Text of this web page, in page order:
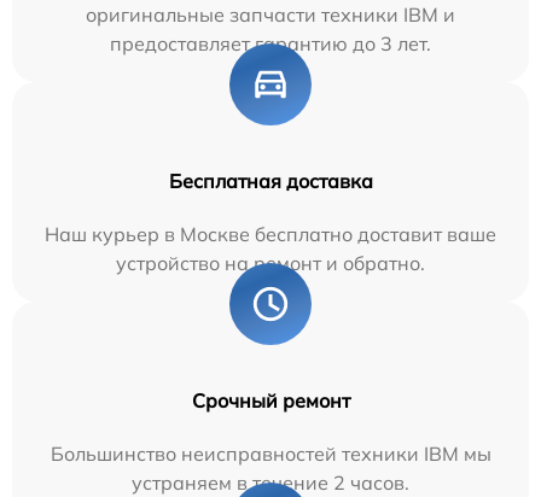
оригинальные запчасти техники IBM и
предоставляет гарантию до 3 лет.
Бесплатная доставка
Наш курьер в Москве бесплатно доставит ваше
устройство на ремонт и обратно.
Срочный ремонт
Большинство неисправностей техники IBM мы
устраняем в течение 2 часов.